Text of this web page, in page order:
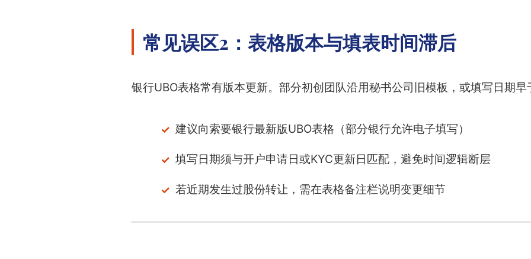
常见误区2：表格版本与填表时间滞后
银行UBO表格常有版本更新。部分初创团队沿用秘书公司旧模板，或填写日期早
建议向索要银行最新版UBO表格（部分银行允许电子填写）
填写日期须与开户申请日或KYC更新日匹配，避免时间逻辑断层
若近期发生过股份转让，需在表格备注栏说明变更细节